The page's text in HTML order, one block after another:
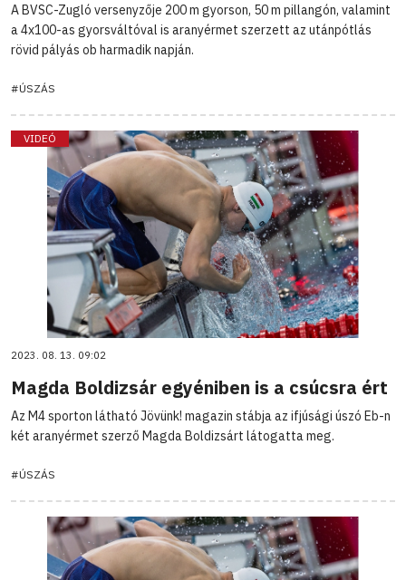
A BVSC-Zugló versenyzője 200 m gyorson, 50 m pillangón, valamint
a 4x100-as gyorsváltóval is aranyérmet szerzett az utánpótlás
rövid pályás ob harmadik napján.
#ÚSZÁS
VIDEÓ
2023. 08. 13. 09:02
Magda Boldizsár egyéniben is a csúcsra ért
Az M4 sporton látható Jövünk! magazin stábja az ifjúsági úszó Eb-n
két aranyérmet szerző Magda Boldizsárt látogatta meg.
#ÚSZÁS